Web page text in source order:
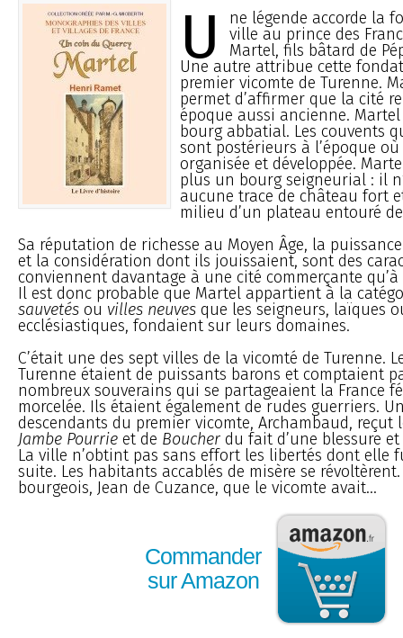
U
ne légende accorde la
ville au prince des
Martel, fils bâtard de
Une autre attribue cette
premier vicomte de Turenne.
permet d’affirmer que la cité
époque aussi ancienne. Martel
bourg abbatial. Les couvents
sont postérieurs à l’époque où
organisée et développée.
plus un bourg seigneurial : il
aucune trace de château fort
milieu d’un plateau entouré
Sa réputation de richesse au Moyen Âge, la
et la considération dont ils jouissaient, sont des
conviennent davantage à une cité commerçante
Il est donc probable que Martel appartient à la
sauvetés ou villes neuves que les seigneurs, laïques
ecclésiastiques, fondaient sur leurs domaines.
C’était une des sept villes de la vicomté de Turenne.
Turenne étaient de puissants barons et comptaient
nombreux souverains qui se partageaient la France
morcelée. Ils étaient également de rudes guerriers.
descendants du premier vicomte, Archambaud, reçut
Jambe Pourrie et de Boucher du fait d’une blessure
La ville n’obtint pas sans effort les libertés dont elle
suite. Les habitants accablés de misère se
bourgeois, Jean de Cuzance, que le vicomte avait...
Commander
sur Amazon